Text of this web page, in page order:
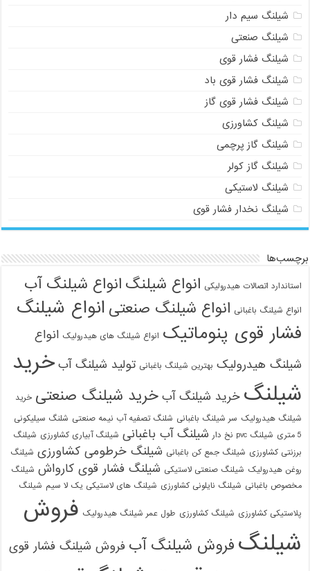
شیلنگ سیم دار
شیلنگ صنعتی
شیلنگ فشار قوی
شیلنگ فشار قوی باد
شیلنگ فشار قوی گاز
شیلنگ کشاورزی
شیلنگ گاز پرچمی
شیلنگ گاز کولر
شیلنگ لاستیکی
شیلنگ نخدار فشار قوی
برچسب‌ها
استاندارد اتصالات هیدرولیکی انواع شیلنگ انواع شیلنگ آب
انواع شیلنگ باغبانی انواع شیلنگ صنعتی انواع شیلنگ
فشار قوی پنوماتیک انواع شیلنگ های هیدرولیک انواع
شیلنگ هیدرولیک بهترین شیلنگ باغبانی تولید شیلنگ آب خرید
شیلنگ خرید شیلنگ آب خرید شیلنگ صنعتی خرید
شیلنگ هیدرولیک سر شیلنگ باغبانی شلنگ تصفیه آب نیمه صنعتی شلنگ سیلیکونی
5 متری
شیلنگ pvc نخ دار شیلنگ آب باغبانی شیلنگ آبیاری کشاورزی شیلنگ
برزنتی کشاورزی شیلنگ جمع کن باغبانی شیلنگ خرطومی کشاورزی شیلنگ
روغن هیدرولیک شیلنگ صنعتی لاستیکی شیلنگ فشار قوی کارواش شیلنگ
مخصوص باغبانی شیلنگ نایلونی کشاورزی شیلنگ های لاستیکی یک لا سیم شیلنگ
پلاستیکی کشاورزی شیلنگ کشاورزی طول عمر شیلنگ هیدرولیک فروش
شیلنگ فروش شیلنگ آب فروش شیلنگ فشار قوی